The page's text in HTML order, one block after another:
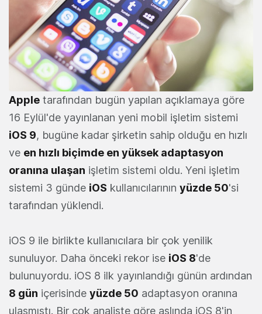
Apple tarafından bugün yapılan açıklamaya göre
16 Eylül'de yayınlanan yeni mobil işletim sistemi
iOS 9, bugüne kadar şirketin sahip olduğu en hızlı
ve en hızlı biçimde en yüksek adaptasyon
oranına ulaşan işletim sistemi oldu. Yeni işletim
sistemi 3 günde iOS kullanıcılarının yüzde 50'si
tarafından yüklendi.
iOS 9 ile birlikte kullanıcılara bir çok yenilik
sunuluyor. Daha önceki rekor ise iOS 8'de
bulunuyordu. iOS 8 ilk yayınlandığı günün ardından
8 gün içerisinde yüzde 50 adaptasyon oranına
ulaşmıştı. Bir çok analiste göre aslında iOS 8'in